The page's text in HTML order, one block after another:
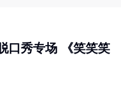
口秀专场 《笑笑笑